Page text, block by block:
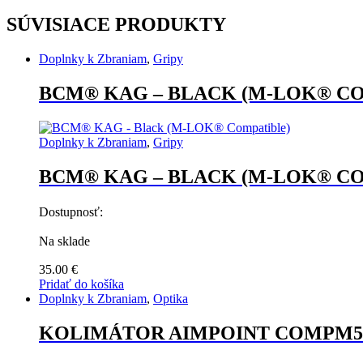
SÚVISIACE PRODUKTY
Doplnky k Zbraniam, Gripy
BCM® KAG – BLACK (M-LOK®
Doplnky k Zbraniam, Gripy
BCM® KAG – BLACK (M-LOK®
Dostupnosť:
Na sklade
35.00 €
Pridať do košíka
Doplnky k Zbraniam, Optika
KOLIMÁTOR AIMPOINT